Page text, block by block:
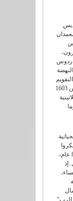
النهضة
الغريغوري لدى موارنة لبنان وحلب بدءا من 1603
الله ويسبحوه على حفظ الأمانة طوال 800 عام،
إذ
الرب".